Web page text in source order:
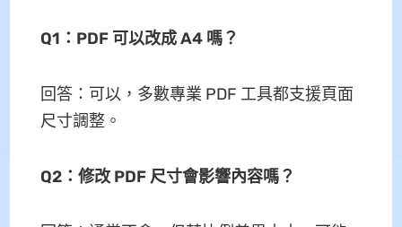
Q1：PDF 可以改成 A4 嗎？
回答：可以，多數專業 PDF 工具都支援頁面
尺寸調整。
Q2：修改 PDF 尺寸會影響內容嗎？